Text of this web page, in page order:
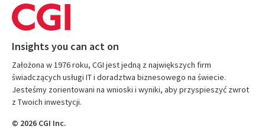
Insights you can act on
Założona w 1976 roku, CGI jest jedną z największych firm
świadczących usługi IT i doradztwa biznesowego na świecie.
Jesteśmy zorientowani na wnioski i wyniki, aby przyspieszyć zwrot
z Twoich inwestycji.
© 2026 CGI Inc.